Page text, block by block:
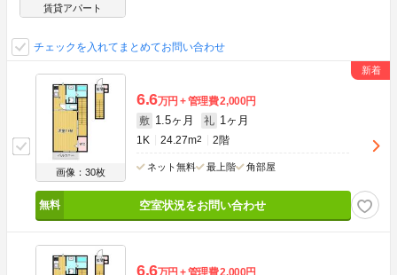
賃貸アパート
チェックを入れてまとめてお問い合わせ
画像：30枚
6.6万円 管理費2,000円
敷 1.5ヶ月 礼 1ヶ月
1K 24.27m2 2階
ネット無料 最上階 角部屋
空室状況をお問い合わせ
6.6万円 管理費2,000円